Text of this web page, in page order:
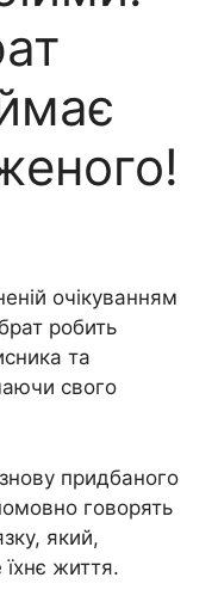
очікуванням
робить
та
свого
придбаного
говорять
який,
життя.